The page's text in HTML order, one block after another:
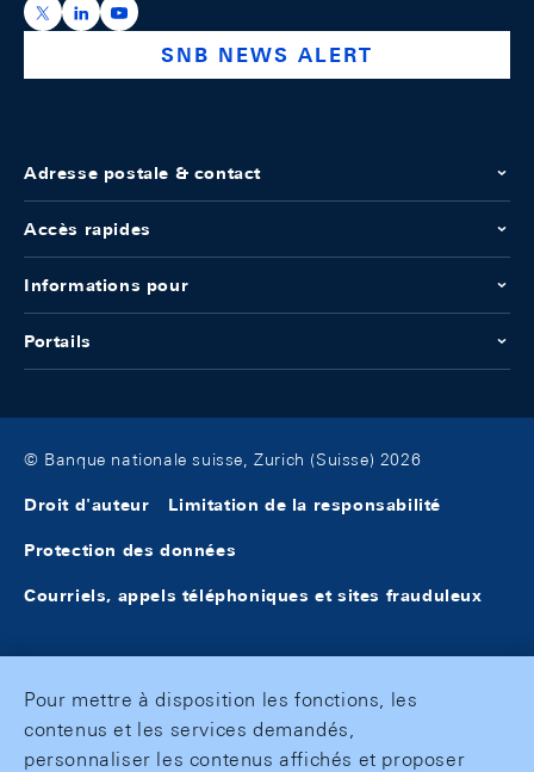
https://x.com/snb_bns
https://ch.linkedin.com/company/swiss-national-
https://www.youtube.com/@swissnationalbank
SNB NEWS ALERT
Adresse postale & contact
Accès rapides
Informations pour
Portails
© Banque nationale suisse, Zurich (Suisse) 2026
Droit d'auteur Limitation de la responsabilité
Protection des données
Courriels, appels téléphoniques et sites frauduleux
Pour mettre à disposition les fonctions, les
contenus et les services demandés,
personnaliser les contenus affichés et proposer